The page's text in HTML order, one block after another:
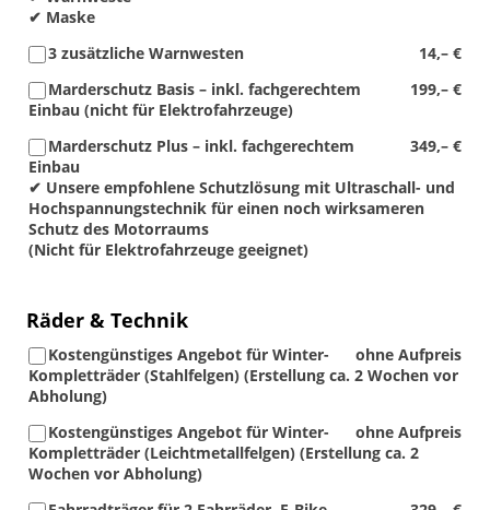
✔ Maske
14,– €
3 zusätzliche Warnwesten
199,– €
Marderschutz Basis – inkl. fachgerechtem
Einbau (nicht für Elektrofahrzeuge)
349,– €
Marderschutz Plus – inkl. fachgerechtem
Einbau
✔ Unsere empfohlene Schutzlösung mit Ultraschall- und
Hochspannungstechnik für einen noch wirksameren
Schutz des Motorraums
(Nicht für Elektrofahrzeuge geeignet)
Räder & Technik
ohne Aufpreis
Kostengünstiges Angebot für Winter-
Kompletträder (Stahlfelgen) (Erstellung ca. 2 Wochen vor
Abholung)
ohne Aufpreis
Kostengünstiges Angebot für Winter-
Kompletträder (Leichtmetallfelgen) (Erstellung ca. 2
Wochen vor Abholung)